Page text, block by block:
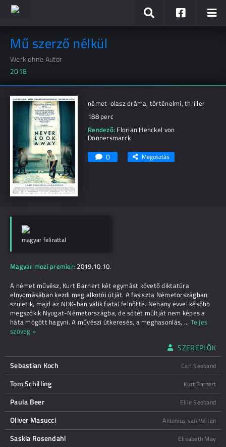
Mű szerző nélkül
Werk ohne Autor
2018
német-olasz dráma, történelmi, thriller
188 perc
Rendező: Florian Henckel von
Donnersmarck
0 Megosztás
magyar felirattal
Magyar mozi premier: 2019.10.10.
A német művész, Kurt Barnert két egymást követő diktatúra
elnyomásában kezdi meg alkotói útját. A fasiszta Németországban
születik, majd az NDK-ban válik fiatal felnőtté. Néhány évvel később
megszökik Nyugat-Németországba, de sötét múltját nem képes a
háta mögött hagyni. A művészi útkeresés, a meghasonlás, ... Teljes
szöveg »
SZEREPLŐK
Sebastian Koch
Carl Seeband
Tom Schilling Kurt Barnert
Paula Beer Ellie Seeband
Oliver Masucci Antonius van Verten
Saskia Rosendahl Elisabeth May